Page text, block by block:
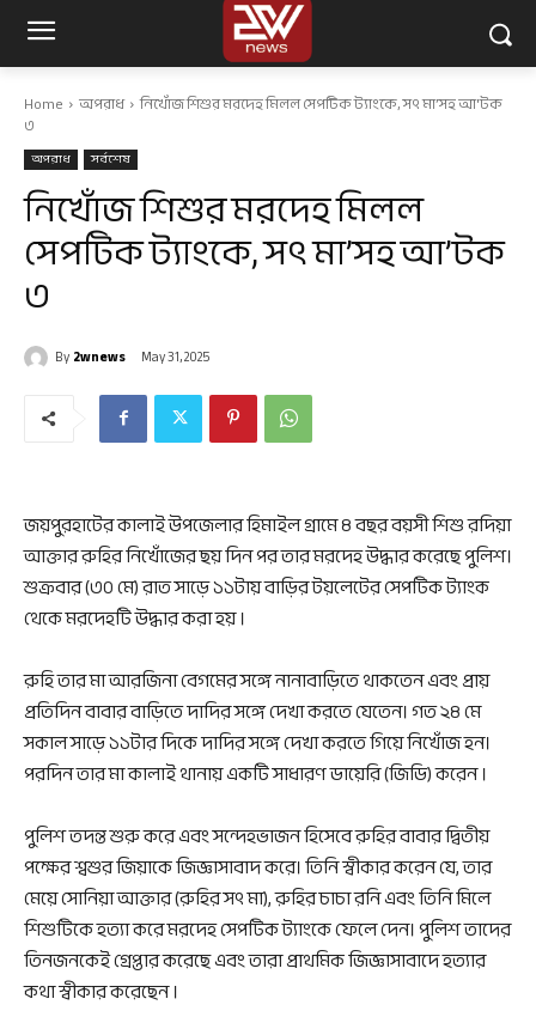
Home অপরাধ নিখোঁজ শিশুর মরদেহ মিলল সেপটিক ট্যাংকে, সৎ মা’সহ আ'টক
৩
অপরাধ সর্বশেষ
নিখোঁজ শিশুর মরদেহ মিলল
সেপটিক ট্যাংকে, সৎ মা’সহ আ’টক
৩
By2wnews May 31, 2025
জয়পুরহাটের কালাই উপজেলার হিমাইল গ্রামে ৪ বছর বয়সী শিশু রদিয়া
আক্তার রুহির নিখোঁজের ছয় দিন পর তার মরদেহ উদ্ধার করেছে পুলিশ।
শুক্রবার (৩০ মে) রাত সাড়ে ১১টায় বাড়ির টয়লেটের সেপটিক ট্যাংক
থেকে মরদেহটি উদ্ধার করা হয় ।
রুহি তার মা আরজিনা বেগমের সঙ্গে নানাবাড়িতে থাকতেন এবং প্রায়
প্রতিদিন বাবার বাড়িতে দাদির সঙ্গে দেখা করতে যেতেন। গত ২৪ মে
সকাল সাড়ে ১১টার দিকে দাদির সঙ্গে দেখা করতে গিয়ে নিখোঁজ হন।
পরদিন তার মা কালাই থানায় একটি সাধারণ ডায়েরি (জিডি) করেন ।
পুলিশ তদন্ত শুরু করে এবং সন্দেহভাজন হিসেবে রুহির বাবার দ্বিতীয়
পক্ষের শ্বশুর জিয়াকে জিজ্ঞাসাবাদ করে। তিনি স্বীকার করেন যে, তার
মেয়ে সোনিয়া আক্তার (রুহির সৎ মা), রুহির চাচা রনি এবং তিনি মিলে
শিশুটিকে হত্যা করে মরদেহ সেপটিক ট্যাংকে ফেলে দেন। পুলিশ তাদের
তিনজনকেই গ্রেপ্তার করেছে এবং তারা প্রাথমিক জিজ্ঞাসাবাদে হত্যার
কথা স্বীকার করেছেন ।